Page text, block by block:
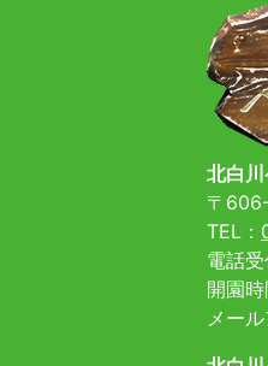
北白
〒
TEL：
電話
開園
メー